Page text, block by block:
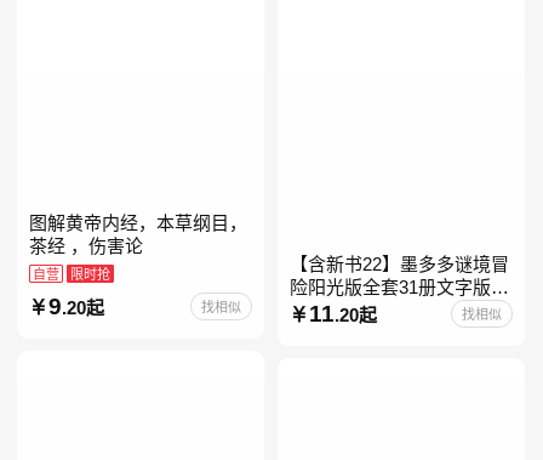
图解黄帝内经，本草纲目，
茶经 ，伤害论
自营 限时抢
9.20起 找相似
【含新书22】墨多多谜境冒
险阳光版全套31册文字版彩
色漫画版不可思议事件簿怪
物大师任选 雷欧幻像查理九
11 .20起 找相似